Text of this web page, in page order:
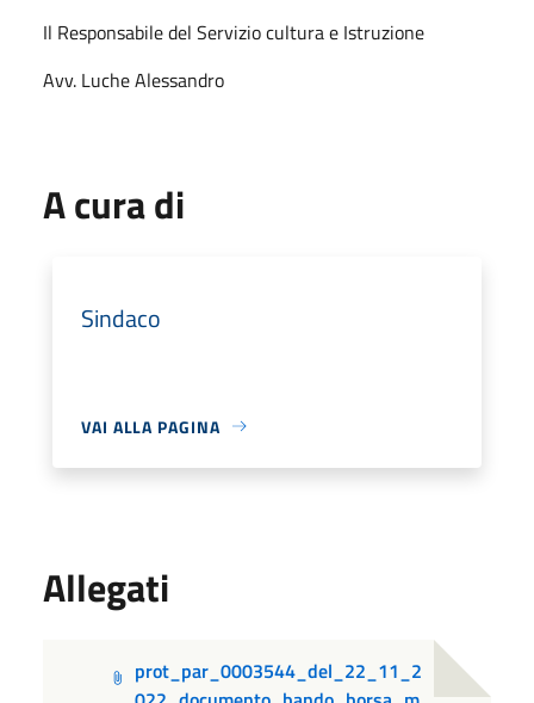
Il Responsabile del Servizio cultura e Istruzione
Avv. Luche Alessandro
A cura di
Sindaco
VAI ALLA PAGINA
Allegati
prot_par_0003544_del_22_11_2